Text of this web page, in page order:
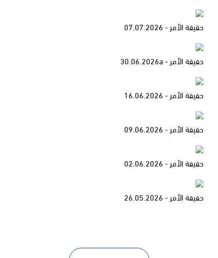
حقيقة الأمر - 07.07.2026
حقيقة الأمر - 30.06.2026a
حقيقة الأمر - 16.06.2026
حقيقة الأمر - 09.06.2026
حقيقة الأمر - 02.06.2026
حقيقة الأمر - 26.05.2026